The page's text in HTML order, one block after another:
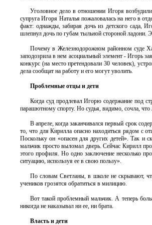
Уголовное дело в отношении Игоря
супруга Игоря Наталья пожаловалась на него в
факт: однажды, забирая дочь из детского сада,
шлепнул дочь по губам тыльной стороной ладони.
Почему в Железнодорожном районном суде
заподозрила в нем асоциальный элемент - Игорь
конкурс (на место претендовали 30 человек),
дела сообщат на работу и его могут уволить.
Проблемные отцы и дети
Когда суд продлевал Игорю содержание под
парашютному спорту. Но судья, видимо, сочла,
В апреле, когда заканчивался первый срок
то, что для Кирилла опасно находиться рядом с
Поскольку он «опасен для других детей». Так и
мальчик просто выломал дверь. Сейчас Кирилл
этого профиля. Но одно заключение несколько
ситуацию, используя ее в свою пользу».
По словам Светланы, в школе не скрывают,
учеников грозятся обратиться в милицию.
Вот такой проблемный мальчик. А теперь
никогда не наказывал ни ее, ни брата.
Власть и дети